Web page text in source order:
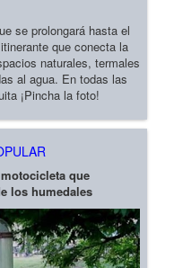
se prolongará hasta el
que conecta la
naturales, termales
al agua. En todas las
¡Pincha la foto!
que
los humedales